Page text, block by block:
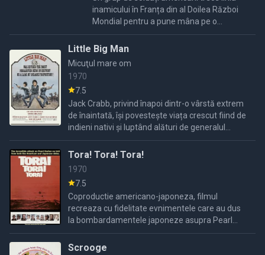
inamicului în Franța din al Doilea Război
Mondial pentru a pune mâna pe o
comoară nazistă ascunsă.
Little Big Man
Micuţul mare om
1970
7.5
Jack Crabb, privind înapoi dintr-o vârstă extrem
de înaintată, își povestește viața crescut fiind de
indieni nativi și luptând alături de generalul
Custer.
Tora! Tora! Tora!
1970
7.5
Coproductie americano-japoneza, filmul
recreaza cu fidelitate evnimentele care au dus
la bombardamentele japoneze asupra Pearl
Harbour, in al doilea razboi mondial. Dupa ce
Germania invadeaza Polonia, ...
Scrooge